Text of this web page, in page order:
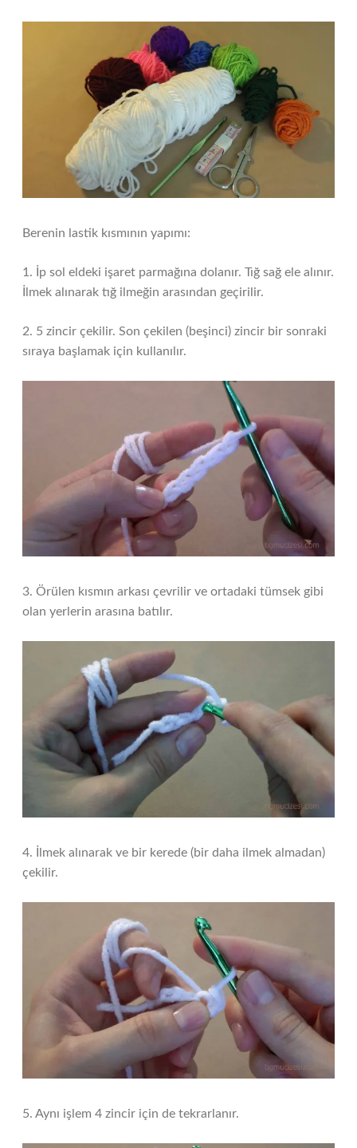
Berenin lastik kısmının yapımı:
1. İp sol eldeki işaret parmağına dolanır. Tığ sağ ele alınır.
İlmek alınarak tığ ilmeğin arasından geçirilir.
2. 5 zincir çekilir. Son çekilen (beşinci) zincir bir sonraki
sıraya başlamak için kullanılır.
3. Örülen kısmın arkası çevrilir ve ortadaki tümsek gibi
olan yerlerin arasına batılır.
4. İlmek alınarak ve bir kerede (bir daha ilmek almadan)
çekilir.
5. Aynı işlem 4 zincir için de tekrarlanır.